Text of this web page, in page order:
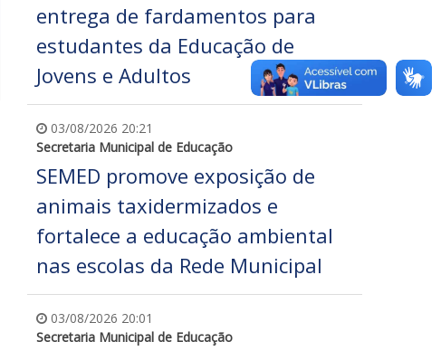
entrega de fardamentos para
estudantes da Educação de
Jovens e Adultos
03/08/2026 20:21
Secretaria Municipal de Educação
SEMED promove exposição de
animais taxidermizados e
fortalece a educação ambiental
nas escolas da Rede Municipal
03/08/2026 20:01
Secretaria Municipal de Educação